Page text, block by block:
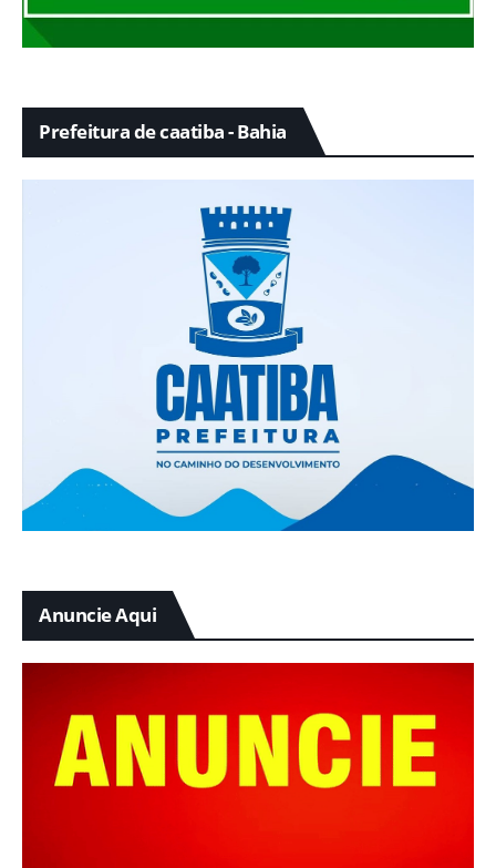
Prefeitura de caatiba - Bahia
Anuncie Aqui